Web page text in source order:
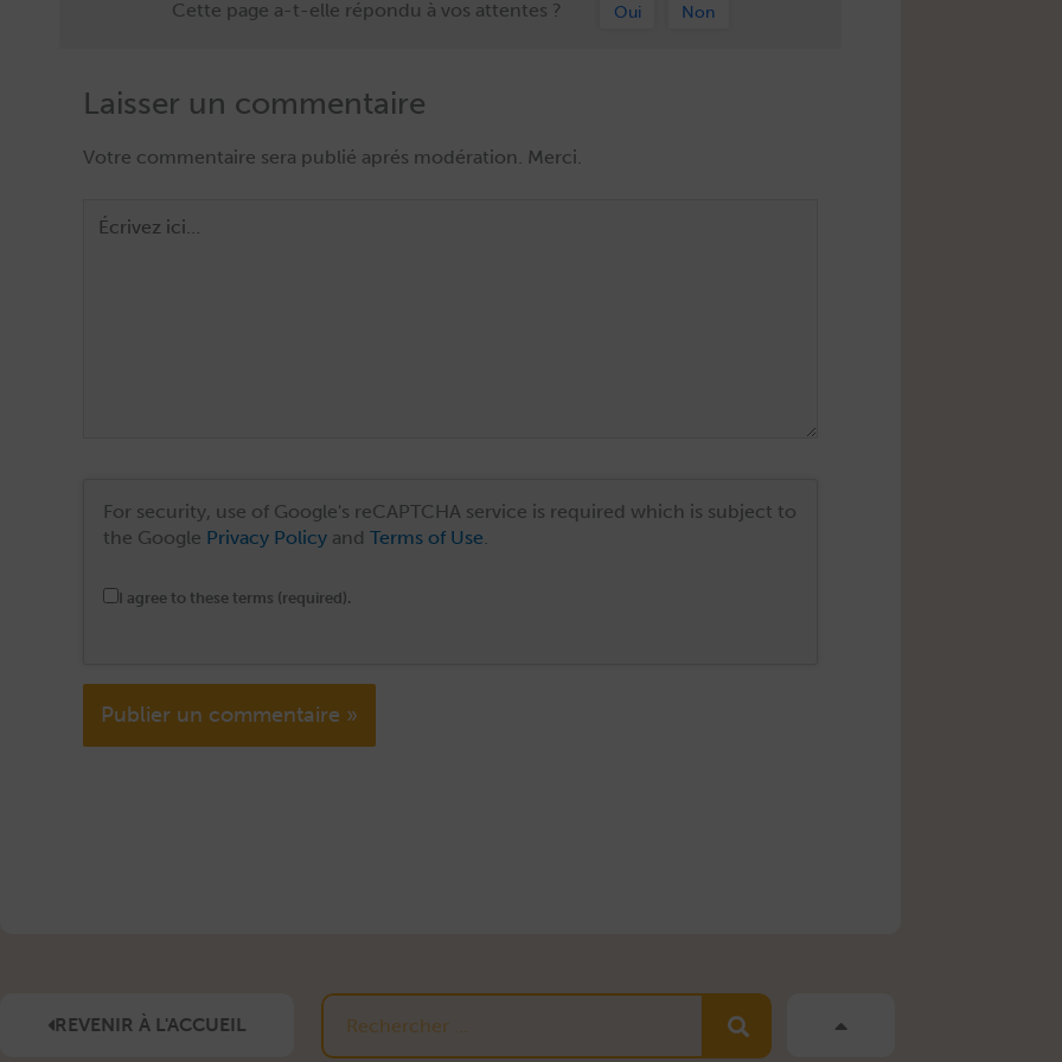
Cette page a-t-elle répondu à vos attentes ? Oui Non
Laisser un commentaire
ici…
For security, use of Google's reCAPTCHA service is required which is subject to
the Google Privacy Policy and Terms of Use
I agree to these terms (required).
REVENIR À L'ACCUEIL
Rechercher